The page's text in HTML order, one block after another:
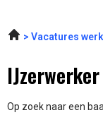
Vacatures
Op zoek naar een